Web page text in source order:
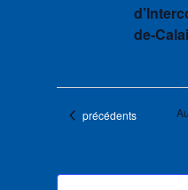
de-
Évènements
précédents